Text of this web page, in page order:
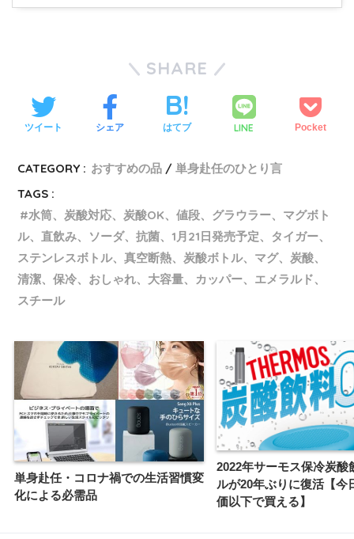
SHARE
ツイート シェア はてブ LINE Pocket
CATEGORY : おすすめの品
単身赴任のひとり言
TAGS :
水筒、炭酸対応、炭酸OK、値段、グラウラー、マグボト
ル、直飲み、ソーダ、抗菌、1月21日発売予定、タイガー、
ステンレスボトル、真空断熱、炭酸ボトル、マグ、炭酸、
清潔、保冷、おしゃれ、大容量、カッパー、エメラルド、
スチール
単身赴任・コロナ禍での生活習慣変
化による必需品
2022年サーモス保冷炭酸
ルが20年ぶりに復活【今
価以下で買える】